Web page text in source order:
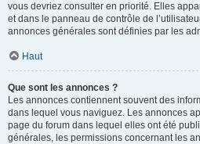
vous devriez consulter en priorité. Elles
et dans le panneau de contrôle de
annonces générales sont définies par les
Haut
Que sont les annonces ?
Les annonces contiennent souvent des
dans lequel vous naviguez. Les annonces
page du forum dans lequel elles ont été
générales, les permissions concernant les